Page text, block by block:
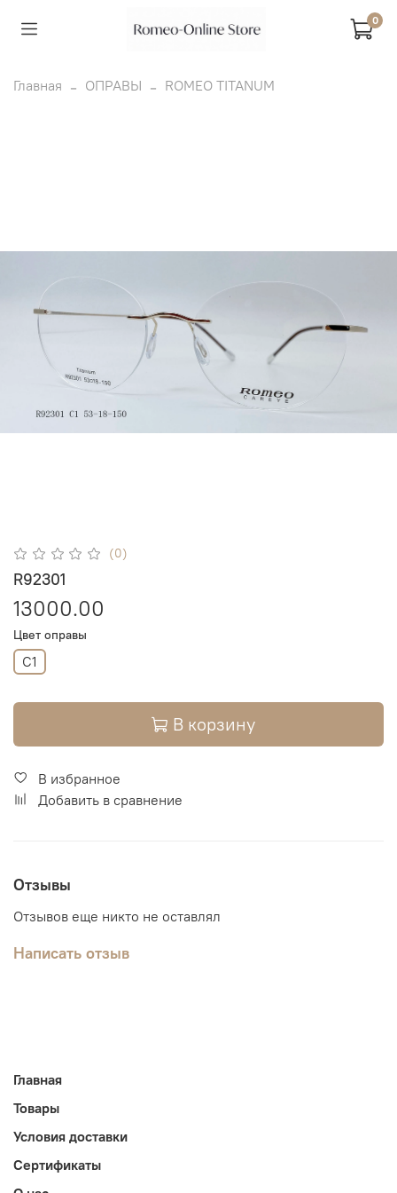
0
Главная ОПРАВЫ ROMEO TITANUM
(0)
R92301
13000.00
Цвет оправы
C1
В корзину
В избранное
Добавить в сравнение
Отзывы
Отзывов еще никто не оставлял
Написать отзыв
Главная
Товары
Условия доставки
Сертификаты